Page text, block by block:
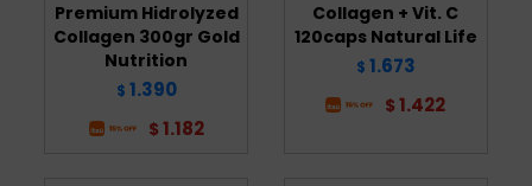
Premium Hidrolyzed
Collagen 300gr Gold
Nutrition
$ 1.390
$ 1.182
Collagen + Vit. C
120caps Natural Life
$ 1.673
$ 1.422